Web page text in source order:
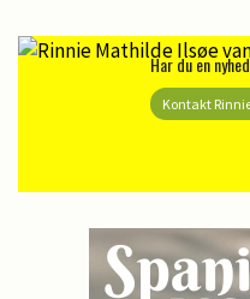
Har du en
Kontakt